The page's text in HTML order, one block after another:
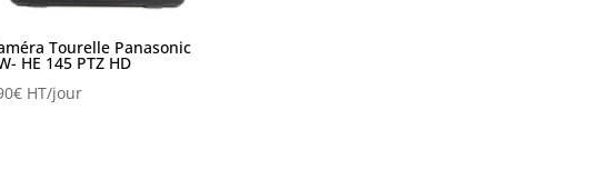
Tourelle Panasonic
HE 145 PTZ HD
€HT/jour